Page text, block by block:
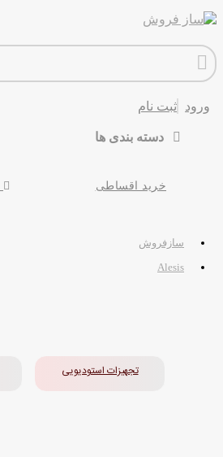
ورود ثبت نام
دسته بندی ها
خرید اقساطی
سازفروش
Alesis
تجهیزات استودیویی